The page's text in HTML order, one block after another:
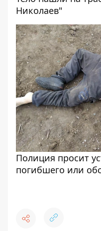
Николаев"
Полиция просит
погибшего или